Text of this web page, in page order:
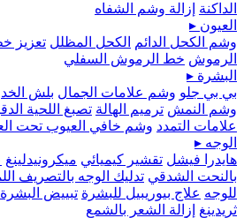
الداكنة إزالة وشم الشفاه
العيون ▸
وشم الكحل الدائم
الكحل المظلل تعزيز
الرموش خط الرموش السفلي
البشرة ▸
بي بي جلو وشم علامات الجمال بلش
وشم النمش ترميم الهالة تصبغ اللحية
علامات التمدد وشم خافي العيوب تحت
الوجه ▸
هايدرا فيشل تقشير كيميائي ميكرونيدلينغ
بالنحت الشدقي تدليك الوجه بالتصريف
للوجه علاج بيوريبيل للبشرة تبييض
ثريدينغ إزالة الشعر بالشمع